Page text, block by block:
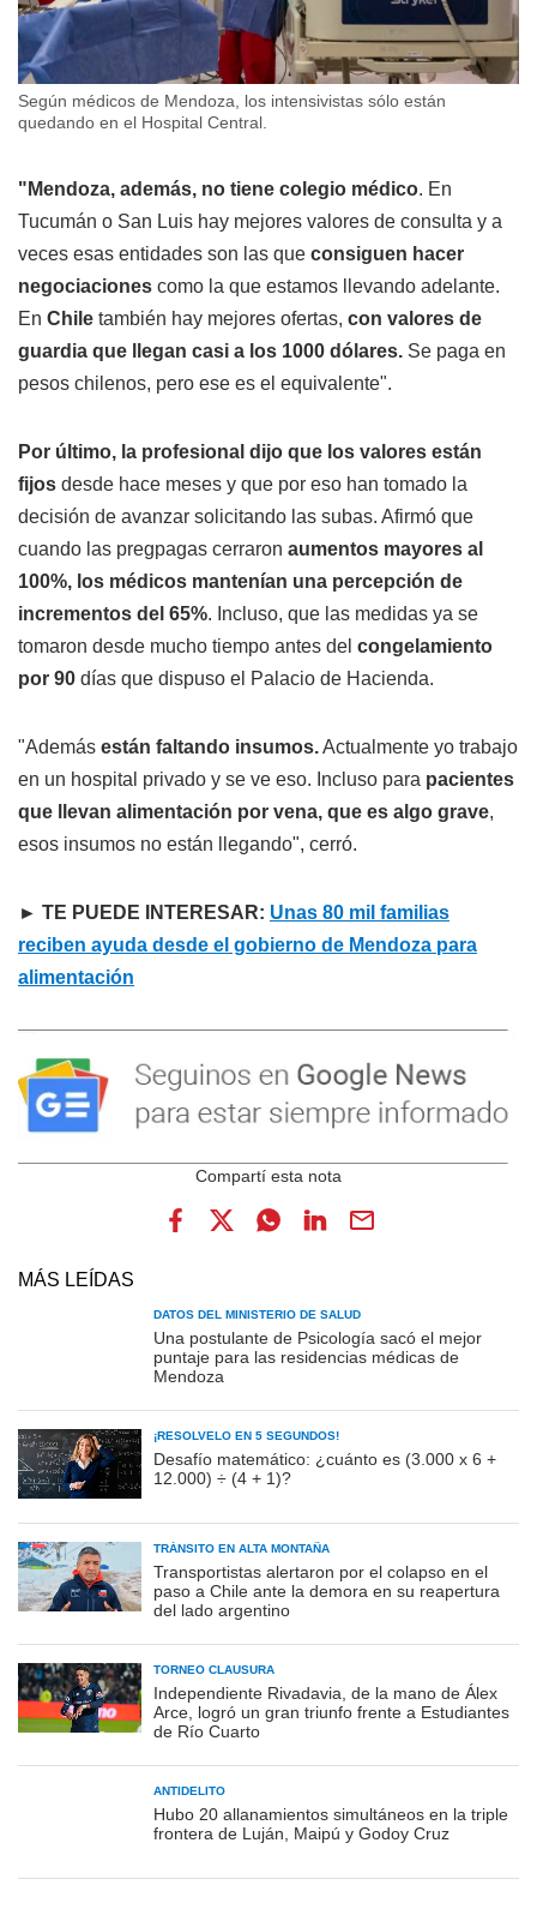
Según médicos de Mendoza, los intensivistas sólo están
quedando en el Hospital Central.
"Mendoza, además, no tiene colegio médico. En
Tucumán o San Luis hay mejores valores de consulta y a
veces esas entidades son las que consiguen hacer
negociaciones como la que estamos llevando adelante.
En Chile también hay mejores ofertas, con valores de
guardia que llegan casi a los 1000 dólares. Se paga en
pesos chilenos, pero ese es el equivalente".
Por último, la profesional dijo que los valores están
fijos desde hace meses y que por eso han tomado la
decisión de avanzar solicitando las subas. Afirmó que
cuando las pregpagas cerraron aumentos mayores al
100%, los médicos mantenían una percepción de
incrementos del 65%. Incluso, que las medidas ya se
tomaron desde mucho tiempo antes del congelamiento
por 90 días que dispuso el Palacio de Hacienda.
"Además están faltando insumos.Actualmente yo trabajo
en un hospital privado y se ve eso. Incluso para pacientes
que llevan alimentación por vena, que es algo grave,
esos insumos no están llegando", cerró.
► TE PUEDE INTERESAR: Unas 80 mil familias
reciben ayuda desde el gobierno de Mendoza para
alimentación
MÁS LEÍDAS
DATOS DEL MINISTERIO DE SALUD
Una postulante de Psicología sacó el mejor
puntaje para las residencias médicas de
Mendoza
¡RESOLVELO EN 5 SEGUNDOS!
Desafío matemático: ¿cuánto es (3.000 x 6 +
12.000) ÷ (4 + 1)?
TRÁNSITO EN ALTA MONTAÑA
Transportistas alertaron por el colapso en el
paso a Chile ante la demora en su reapertura
del lado argentino
TORNEO CLAUSURA
Independiente Rivadavia, de la mano de Álex
Arce, logró un gran triunfo frente a Estudiantes
de Río Cuarto
ANTIDELITO
Hubo 20 allanamientos simultáneos en la triple
frontera de Luján, Maipú y Godoy Cruz